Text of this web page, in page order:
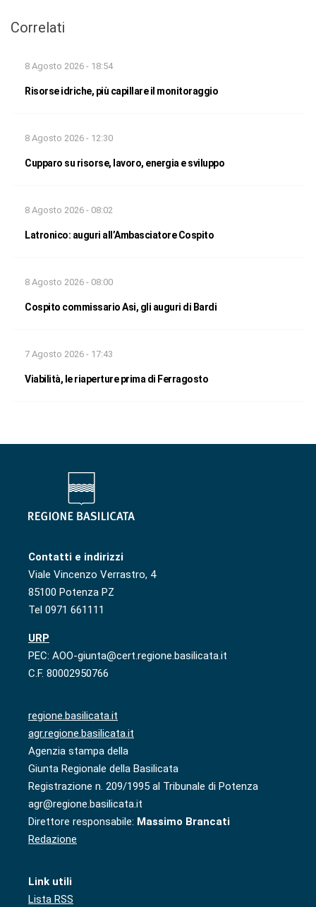
Correlati
8 Agosto 2026 - 18:54
Risorse idriche, più capillare il monitoraggio
8 Agosto 2026 - 12:30
Cupparo su risorse, lavoro, energia e sviluppo
8 Agosto 2026 - 08:02
Latronico: auguri all’Ambasciatore Cospito
8 Agosto 2026 - 08:00
Cospito commissario Asi, gli auguri di Bardi
7 Agosto 2026 - 17:43
Viabilità, le riaperture prima di Ferragosto
Contatti e indirizzi
Viale Vincenzo Verrastro, 4
85100 Potenza PZ
Tel 0971 661111
URP
PEC: AOO-giunta@cert.regione.basilicata.it
C.F. 80002950766
regione.basilicata.it
agr.regione.basilicata.it
Agenzia stampa della
Giunta Regionale della Basilicata
Registrazione n. 209/1995 al Tribunale di Potenza
agr@regione.basilicata.it
Direttore responsabile: Massimo Brancati
Redazione
Link utili
Lista RSS